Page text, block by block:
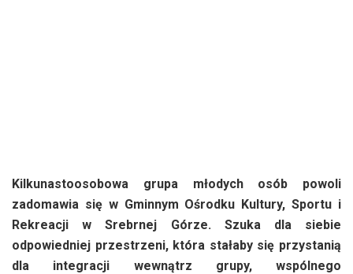
Kilkunastoosobowa grupa młodych osób powoli
zadomawia się w Gminnym Ośrodku Kultury, Sportu i
Rekreacji w Srebrnej Górze. Szuka dla siebie
odpowiedniej przestrzeni, która stałaby się przystanią
dla integracji wewnątrz grupy, wspólnego